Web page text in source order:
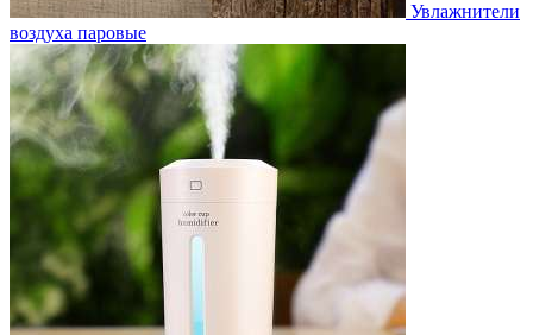
Увлажнители
воздуха паровые